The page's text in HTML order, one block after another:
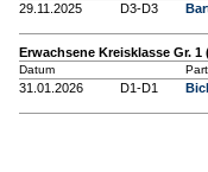
29.11.2025 D3-D3
Erwachsene Kreisklasse Gr. 1
Datum
31.01.2026 D1-D1